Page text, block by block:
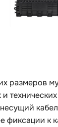
размеров
и
фиксации к